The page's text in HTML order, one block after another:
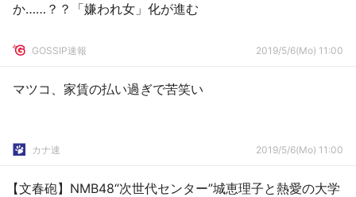
か……？？「嫌われ女」化が進む
GOSSIP速報 2019/5/6(Mo) 11:00
マツコ、家賃の払い過ぎで苦笑い
カナ速 2019/5/6(Mo) 11:00
【文春砲】NMB48“次世代センター”城恵理子と熱愛の大学